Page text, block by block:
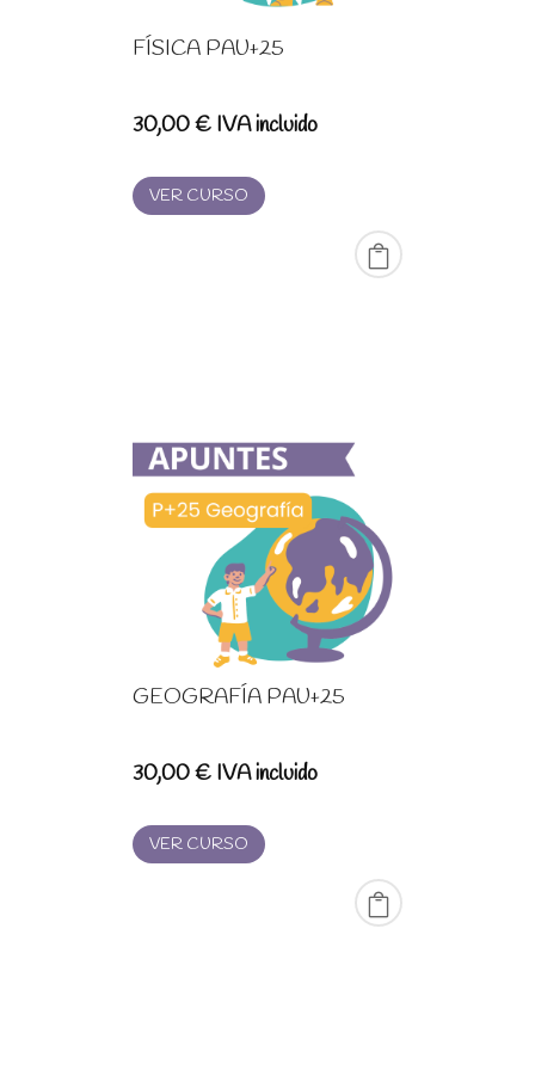
FÍSICA PAU+25
30,00€ IVA incluido
VER CURSO
GEOGRAFÍA PAU+25
30,00€ IVA incluido
VER CURSO